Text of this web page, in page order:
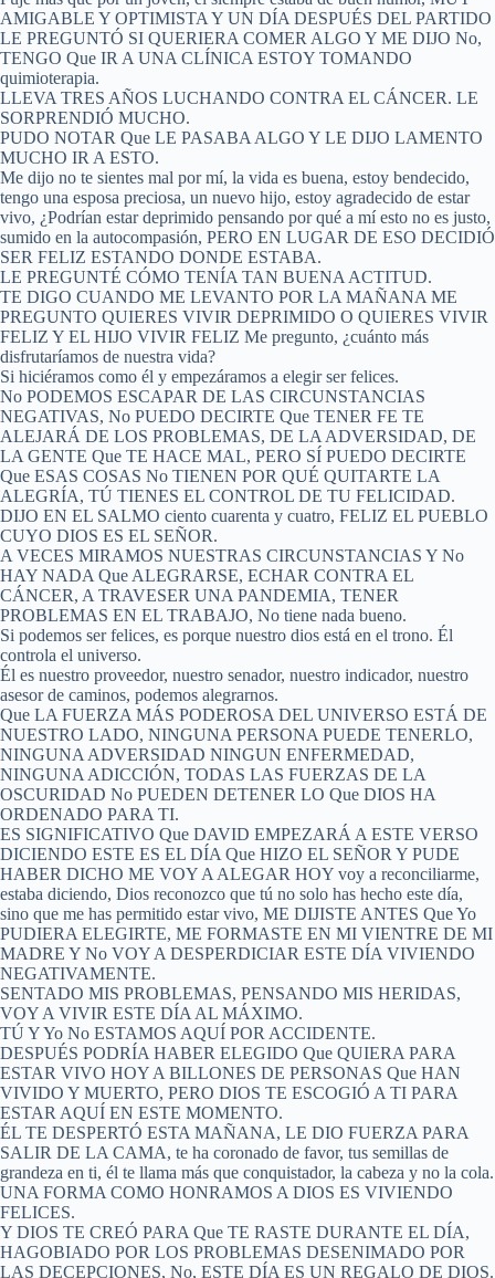
AMIGABLE Y OPTIMISTA Y UN DÍA DESPUÉS DEL PARTIDO
LE PREGUNTÓ SI QUERIERA COMER ALGO Y ME DIJO No,
TENGO Que IR A UNA CLÍNICA ESTOY TOMANDO
quimioterapia.
LLEVA TRES AÑOS LUCHANDO CONTRA EL CÁNCER. LE
SORPRENDIÓ MUCHO.
PUDO NOTAR Que LE PASABA ALGO Y LE DIJO LAMENTO
MUCHO IR A ESTO.
Me dijo no te sientes mal por mí, la vida es buena, estoy bendecido,
tengo una esposa preciosa, un nuevo hijo, estoy agradecido de estar
vivo, ¿Podrían estar deprimido pensando por qué a mí esto no es justo,
sumido en la autocompasión, PERO EN LUGAR DE ESO DECIDIÓ
SER FELIZ ESTANDO DONDE ESTABA.
LE PREGUNTÉ CÓMO TENÍA TAN BUENA ACTITUD.
TE DIGO CUANDO ME LEVANTO POR LA MAÑANA ME
PREGUNTO QUIERES VIVIR DEPRIMIDO O QUIERES VIVIR
FELIZ Y EL HIJO VIVIR FELIZ Me pregunto, ¿cuánto más
disfrutaríamos de nuestra vida?
Si hiciéramos como él y empezáramos a elegir ser felices.
No PODEMOS ESCAPAR DE LAS CIRCUNSTANCIAS
NEGATIVAS, No PUEDO DECIRTE Que TENER FE TE
ALEJARÁ DE LOS PROBLEMAS, DE LA ADVERSIDAD, DE
LA GENTE Que TE HACE MAL, PERO SÍ PUEDO DECIRTE
Que ESAS COSAS No TIENEN POR QUÉ QUITARTE LA
ALEGRÍA, TÚ TIENES EL CONTROL DE TU FELICIDAD.
DIJO EN EL SALMO ciento cuarenta y cuatro, FELIZ EL PUEBLO
CUYO DIOS ES EL SEÑOR.
A VECES MIRAMOS NUESTRAS CIRCUNSTANCIAS Y No
HAY NADA Que ALEGRARSE, ECHAR CONTRA EL
CÁNCER, A TRAVESER UNA PANDEMIA, TENER
PROBLEMAS EN EL TRABAJO, No tiene nada bueno.
Si podemos ser felices, es porque nuestro dios está en el trono. Él
controla el universo.
Él es nuestro proveedor, nuestro senador, nuestro indicador, nuestro
asesor de caminos, podemos alegrarnos.
Que LA FUERZA MÁS PODEROSA DEL UNIVERSO ESTÁ DE
NUESTRO LADO, NINGUNA PERSONA PUEDE TENERLO,
NINGUNA ADVERSIDAD NINGUN ENFERMEDAD,
NINGUNA ADICCIÓN, TODAS LAS FUERZAS DE LA
OSCURIDAD No PUEDEN DETENER LO Que DIOS HA
ORDENADO PARA TI.
ES SIGNIFICATIVO Que DAVID EMPEZARÁ A ESTE VERSO
DICIENDO ESTE ES EL DÍA Que HIZO EL SEÑOR Y PUDE
HABER DICHO ME VOY A ALEGAR HOY voy a reconciliarme,
estaba diciendo, Dios reconozco que tú no solo has hecho este día,
sino que me has permitido estar vivo, ME DIJISTE ANTES Que Yo
PUDIERA ELEGIRTE, ME FORMASTE EN MI VIENTRE DE MI
MADRE Y No VOY A DESPERDICIAR ESTE DÍA VIVIENDO
NEGATIVAMENTE.
SENTADO MIS PROBLEMAS, PENSANDO MIS HERIDAS,
VOY A VIVIR ESTE DÍA AL MÁXIMO.
TÚ Y Yo No ESTAMOS AQUÍ POR ACCIDENTE.
DESPUÉS PODRÍA HABER ELEGIDO Que QUIERA PARA
ESTAR VIVO HOY A BILLONES DE PERSONAS Que HAN
VIVIDO Y MUERTO, PERO DIOS TE ESCOGIÓ A TI PARA
ESTAR AQUÍ EN ESTE MOMENTO.
ÉL TE DESPERTÓ ESTA MAÑANA, LE DIO FUERZA PARA
SALIR DE LA CAMA, te ha coronado de favor, tus semillas de
grandeza en ti, él te llama más que conquistador, la cabeza y no la cola.
UNA FORMA COMO HONRAMOS A DIOS ES VIVIENDO
FELICES.
Y DIOS TE CREÓ PARA Que TE RASTE DURANTE EL DÍA,
HAGOBIADO POR LOS PROBLEMAS DESENIMADO POR
LAS DECEPCIONES, No, ESTE DÍA ES UN REGALO DE DIOS.